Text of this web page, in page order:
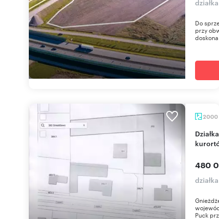
Do
przy
2000
Działka 2000 m² z mediami, blisko plaży i
480
Puck